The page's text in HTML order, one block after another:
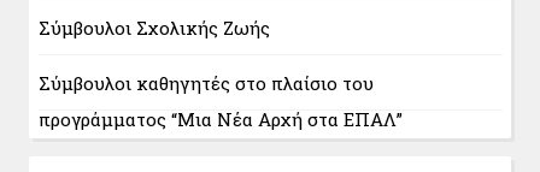
Σύμβουλοι Σχολικής Ζωής
Σύμβουλοι καθηγητές στο πλαίσιο του
προγράμματος “Μια Νέα Αρχή στα ΕΠΑΛ”